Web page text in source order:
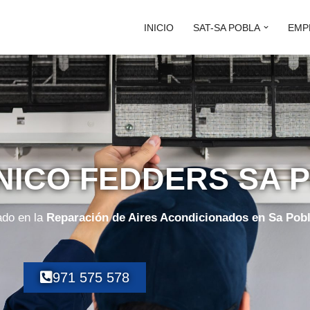
INICIO SAT-SA POBLA
FEDDERS SA
en la Reparación de Aires Acondicionados en Sa
971 575 578